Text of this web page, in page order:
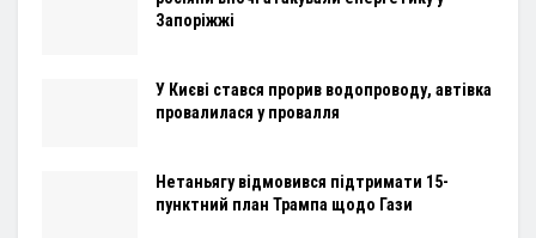
Запоріжжі
У Києві стався прорив водопроводу, автівка
провалилася у провалля
Нетаньягу відмовився підтримати 15-
пунктний план Трампа щодо Гази